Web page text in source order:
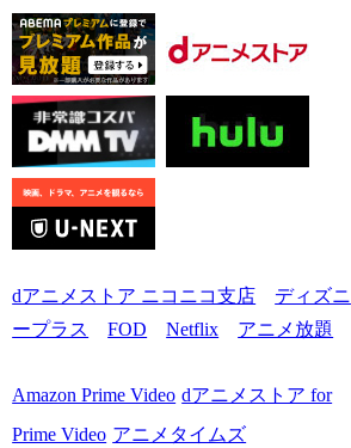
dアニメストア ニコニコ支店
ディズニ
ープラス
FOD Netflix アニメ放題
Amazon Prime Video dアニメストア for
Prime Video アニメタイムズ